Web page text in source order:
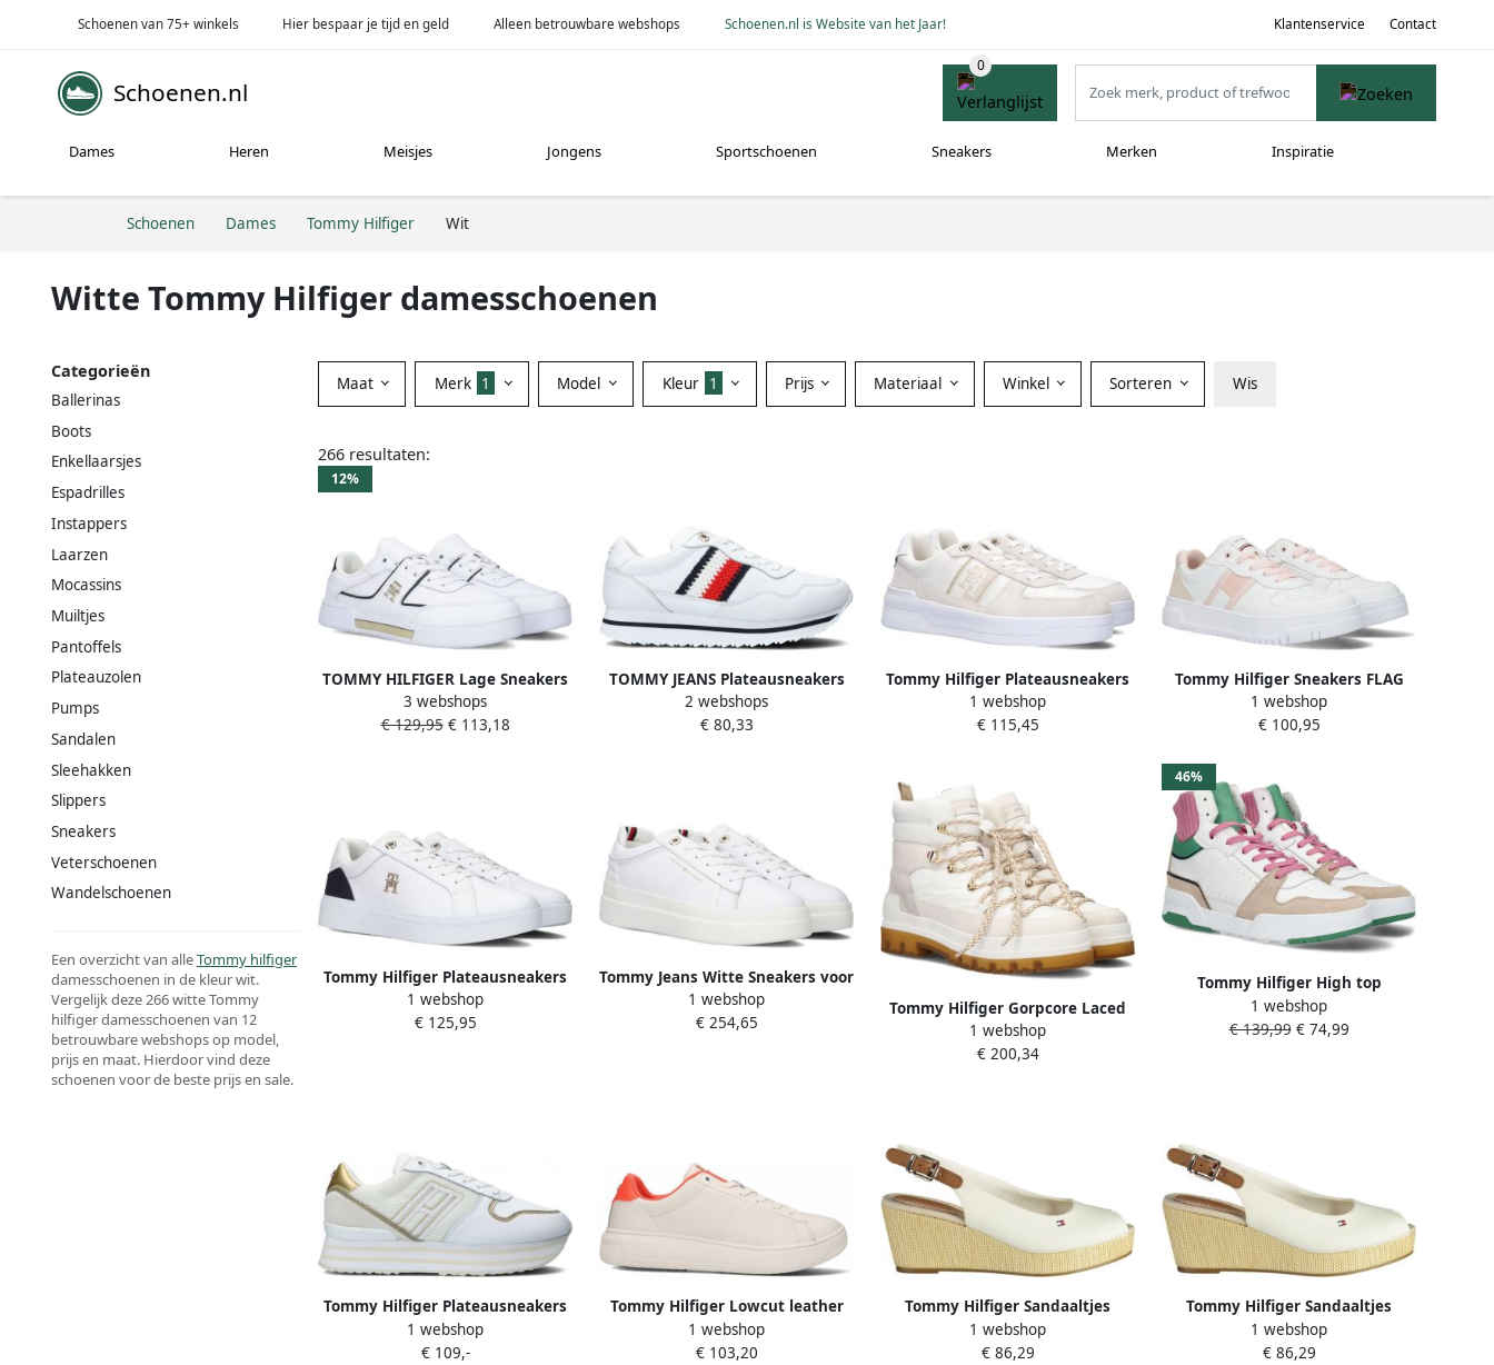
Schoenen van 75+ winkels Hier bespaar je tijd en geld Alleen betrouwbare webshops Schoenen.nl is Website van het Jaar! Klantenservice Contact
Schoenen.nl
Dames Heren Meisjes Jongens Sportschoenen Sneakers Merken Inspiratie
Schoenen Dames Tommy Hilfiger Wit
Witte Tommy Hilfiger damesschoenen
Categorieën
Ballerinas
Boots
Enkellaarsjes
Espadrilles
Instappers
Laarzen
Mocassins
Muiltjes
Pantoffels
Plateauzolen
Pumps
Sandalen
Sleehakken
Slippers
Sneakers
Veterschoenen
Wandelschoenen
Een overzicht van alleTommy hilfiger
damesschoenen in de kleur wit.
Vergelijk deze 266 witte Tommy
hilfiger damesschoenen van 12
betrouwbare webshops op model,
prijs en maat. Hierdoor vind deze
schoenen voor de beste prijs en sale.
Maat Merk 1 Model Kleur 1 Prijs Materiaal Winkel Sorteren Wis
266 resultaten:
12%
TOMMY HILFIGER Lage Sneakers
Dames Th Prep Court Maat: 36
Materiaal: Leer Kleur: Wit
3 webshops
€ 129,95€ 113,18
TOMMY JEANS Plateausneakers
TJW RETRO BASKET FLATFORM ESS
met logo-tekst in de zool
2 webshops
€ 80,33
Tommy Hilfiger Plateausneakers
BASKET SNEAKER WITH WEBBING
1 webshop
€ 115,45
Tommy Hilfiger Sneakers FLAG
LOW CUT LACE-UP SNEAKER
WHITE PINK BEIGE met
1 webshop
€ 100,95
Tommy Hilfiger Plateausneakers
TH COURT SNEAKER met th-
sierelement
1 webshop
€ 125,95
Tommy Jeans Witte Sneakers voor
Dames van Tommy Hilfiger Jeans
White Dames
1 webshop
€ 254,65
Tommy Hilfiger Gorpcore Laced
Outdoor Boot Veterboots Laarzen
Met Veters Dames Wit
1 webshop
€ 200,34
46%
Tommy Hilfiger High top
sneakers in colour-blocking-
design model 'SEASONAL'
1 webshop
€ 139,99€ 74,99
Tommy Hilfiger Plateausneakers
MESH FLATFORM SNEAKER met
beleg in metallic-look
1 webshop
€ 109,-
Tommy Hilfiger Lowcut leather
cupsole FWoFW06 hawaiian coral
Wit
1 webshop
€ 103,20
Tommy Hilfiger Sandaaltjes
ICONIC ELBA SLING BACK WEDGE
zomerschoen sandaal keilhak
1 webshop
€ 86,29
Tommy Hilfiger Sandaaltjes
ICONIC ELBA SLING BACK WEDGE
zomerschoen sandaal keilhak
1 webshop
€ 86,29